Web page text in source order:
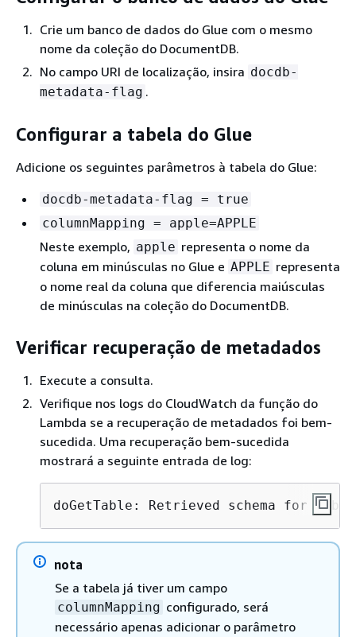
Crie um banco de dados do Glue com o mesmo
nome da coleção do DocumentDB.
No campo URI de localização, insira docdb-
metadata-flag .
Configurar a tabela do Glue
Adicione os seguintes parâmetros à tabela do Glue:
docdb-metadata-flag = true
columnMapping = apple=APPLE
Neste exemplo, apple representa o nome da
coluna em minúsculas no Glue e APPLE representa
o nome real da coluna que diferencia maiúsculas
de minúsculas na coleção do DocumentDB.
Verificar recuperação de metadados
Execute a consulta.
Verifique nos logs do CloudWatch da função do
Lambda se a recuperação de metadados foi bem-
sucedida. Uma recuperação bem-sucedida
mostrará a seguinte entrada de log:
doGetTable: Retrieved schema for
nota
Se a tabela já tiver um campo
columnMapping configurado, será
necessário apenas adicionar o parâmetro